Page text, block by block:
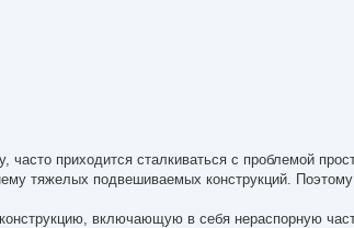
часто приходится сталкиваться с проблемой
тяжелых подвешиваемых конструкций.
включающую в себя нераспорную